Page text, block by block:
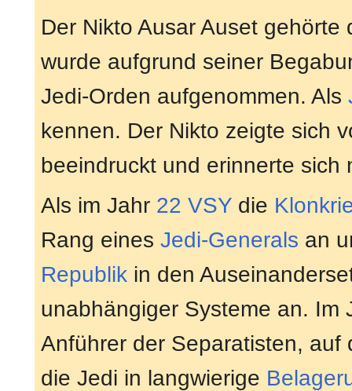
Der Nikto Ausar Auset
wurde aufgrund seiner
Jedi-Orden aufgenommen. Als
kennen. Der Nikto zeigte sich
beeindruckt und erinnerte sich
Als im Jahr 22 VSY die
Rang eines Jedi-Generals an
Republik in den
unabhängiger Systeme an. Im
Anführer der Separatisten, auf
die Jedi in langwierige